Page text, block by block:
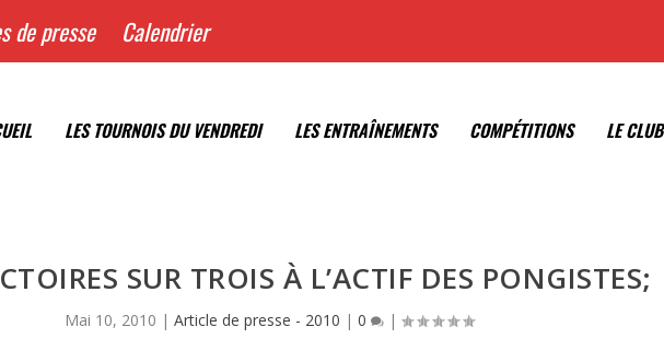
de presse Calendrier
LES TOURNOIS DU VENDREDI LES ENTRAÎNEMENTS COMPÉTITIONS LE CLUB
SUR TROIS À L’ACTIF DES PONGISTES;
Mai 10, 2010 | Article de presse - 2010 | 0 |